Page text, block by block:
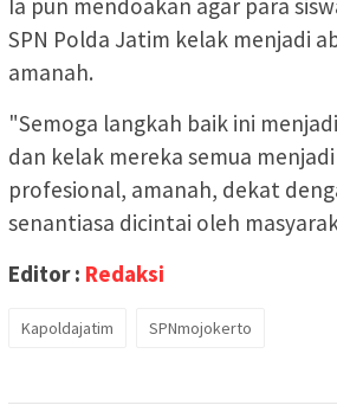
Ia pun mendoakan agar para
SPN Polda Jatim kelak menjadi
amanah.
"Semoga langkah baik ini
dan kelak mereka semua
profesional, amanah, dekat
senantiasa dicintai oleh
Editor : Redaksi
Kapoldajatim SPNmojokerto